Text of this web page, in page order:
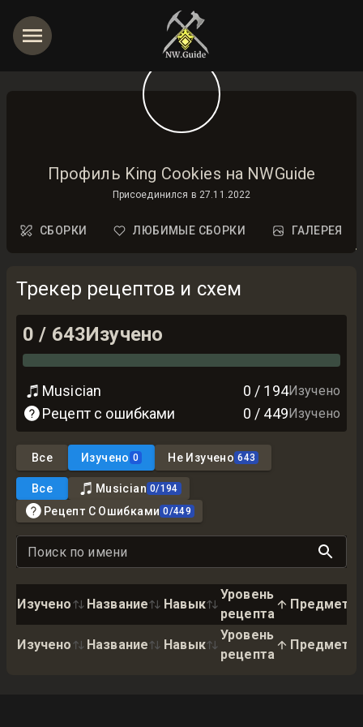
Профиль King Cookies на NWGuide
Присоединился в 27.11.2022
СБОРКИ ЛЮБИМЫЕ СБОРКИ ГАЛЕРЕЯ
Трекер рецептов и схем
0 / 643Изучено
Musician 0 / 194Изучено
Рецепт с ошибками 0 / 449Изучено
Все Изучено 0 Не Изучено 643
Все Musician 0/194
Рецепт С Ошибками 0/449
Поиск по имени
Изучено Название Навык
Уровень
рецепта
Предмет
Изучено Название Навык
Уровень
рецепта
Предмет